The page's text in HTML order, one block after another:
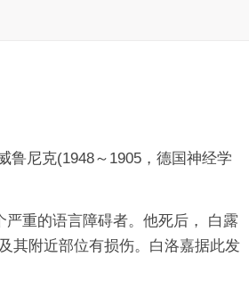
鲁尼克(1948～1905，德国神经学
重的语言障碍者。他死后， 白露
其附近部位有损伤。白洛嘉据此发